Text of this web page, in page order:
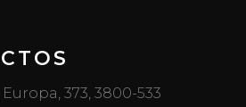
373, 3800-533